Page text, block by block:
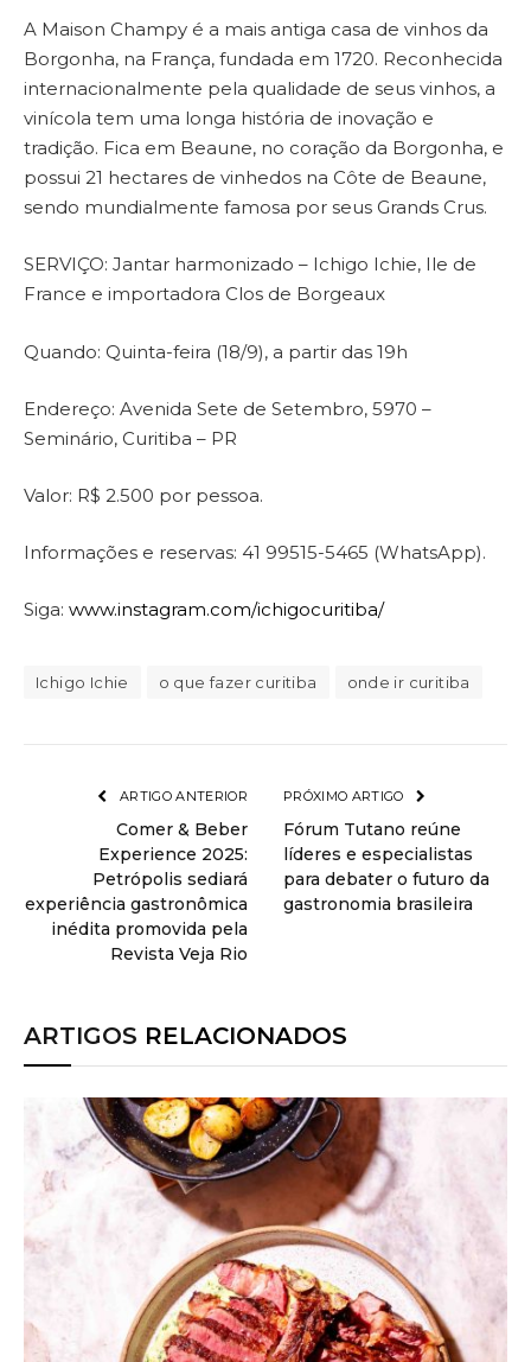
A Maison Champy é a mais antiga casa de vinhos da
Borgonha, na França, fundada em 1720. Reconhecida
internacionalmente pela qualidade de seus vinhos, a
vinícola tem uma longa história de inovação e
tradição. Fica em Beaune, no coração da Borgonha, e
possui 21 hectares de vinhedos na Côte de Beaune,
sendo mundialmente famosa por seus Grands Crus.
SERVIÇO: Jantar harmonizado – Ichigo Ichie, Ile de
France e importadora Clos de Borgeaux
Quando: Quinta-feira (18/9), a partir das 19h
Endereço: Avenida Sete de Setembro, 5970 –
Seminário, Curitiba – PR
Valor: R$ 2.500 por pessoa.
Informações e reservas: 41 99515-5465 (WhatsApp).
Siga: www.instagram.com/ichigocuritiba/
Ichigo Ichie o que fazer curitiba onde ir curitiba
ARTIGO ANTERIOR
Comer & Beber
Experience 2025:
Petrópolis sediará
experiência gastronômica
inédita promovida pela
Revista Veja Rio
PRÓXIMO ARTIGO
Fórum Tutano reúne
líderes e especialistas
para debater o futuro da
gastronomia brasileira
ARTIGOS RELACIONADOS